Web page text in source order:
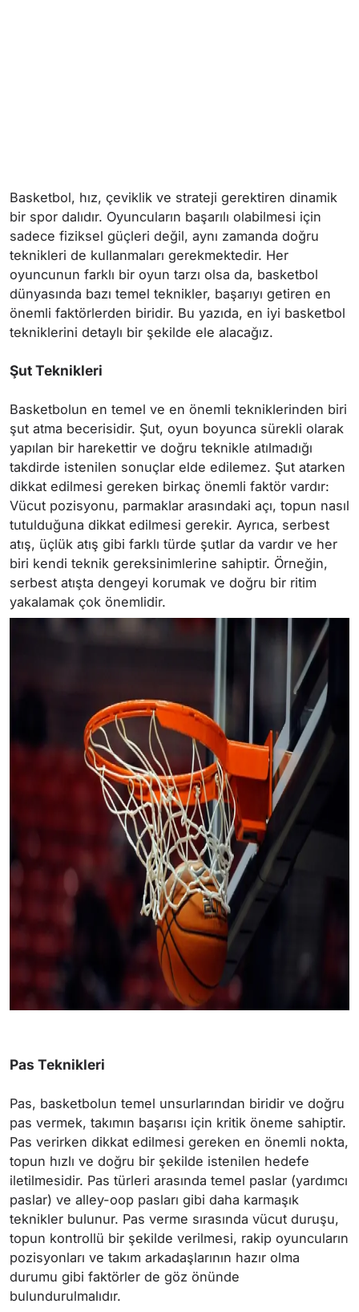
Basketbol, hız, çeviklik ve strateji gerektiren dinamik
bir spor dalıdır. Oyuncuların başarılı olabilmesi için
sadece fiziksel güçleri değil, aynı zamanda doğru
teknikleri de kullanmaları gerekmektedir. Her
oyuncunun farklı bir oyun tarzı olsa da, basketbol
dünyasında bazı temel teknikler, başarıyı getiren en
önemli faktörlerden biridir. Bu yazıda, en iyi basketbol
tekniklerini detaylı bir şekilde ele alacağız.
Şut Teknikleri
Basketbolun en temel ve en önemli tekniklerinden biri
şut atma becerisidir. Şut, oyun boyunca sürekli olarak
yapılan bir harekettir ve doğru teknikle atılmadığı
takdirde istenilen sonuçlar elde edilemez. Şut atarken
dikkat edilmesi gereken birkaç önemli faktör vardır:
Vücut pozisyonu, parmaklar arasındaki açı, topun nasıl
tutulduğuna dikkat edilmesi gerekir. Ayrıca, serbest
atış, üçlük atış gibi farklı türde şutlar da vardır ve her
biri kendi teknik gereksinimlerine sahiptir. Örneğin,
serbest atışta dengeyi korumak ve doğru bir ritim
yakalamak çok önemlidir.
Pas Teknikleri
Pas, basketbolun temel unsurlarından biridir ve doğru
pas vermek, takımın başarısı için kritik öneme sahiptir.
Pas verirken dikkat edilmesi gereken en önemli nokta,
topun hızlı ve doğru bir şekilde istenilen hedefe
iletilmesidir. Pas türleri arasında temel paslar (yardımcı
paslar) ve alley-oop pasları gibi daha karmaşık
teknikler bulunur. Pas verme sırasında vücut duruşu,
topun kontrollü bir şekilde verilmesi, rakip oyuncuların
pozisyonları ve takım arkadaşlarının hazır olma
durumu gibi faktörler de göz önünde
bulundurulmalıdır.